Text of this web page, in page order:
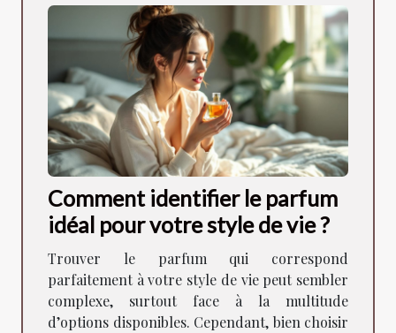
Comment identifier le parfum
idéal pour votre style de vie ?
Trouver le parfum qui correspond
parfaitement à votre style de vie peut sembler
complexe, surtout face à la multitude
d’options disponibles. Cependant, bien choisir